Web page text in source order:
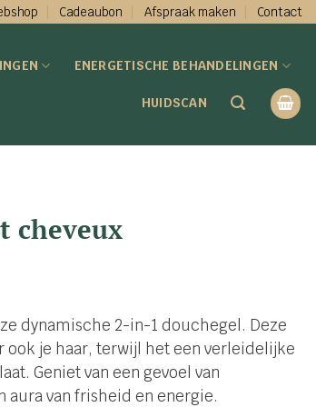
Cadeaubon Afspraak maken Contact
ENERGETISCHE BEHANDELINGEN
HUIDSCAN
cheveux
dynamische 2-in-1 douchegel. Deze
je haar, terwijl het een verleidelijke
Geniet van een gevoel van
van frisheid en energie.